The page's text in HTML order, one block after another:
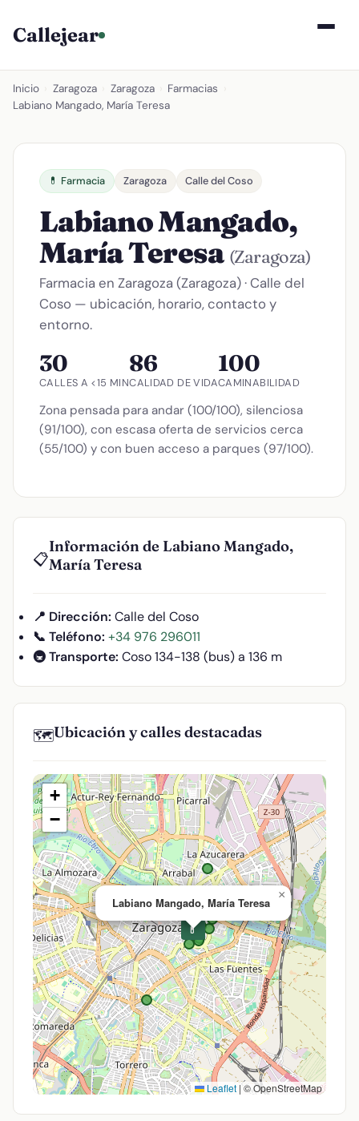
Callejear
Inicio Zaragoza Zaragoza Farmacias
Labiano Mangado, María Teresa
💊 Farmacia Zaragoza Calle del Coso
Labiano Mangado,
María Teresa (Zaragoza)
Farmacia en Zaragoza (Zaragoza) · Calle del
Coso — ubicación, horario, contacto y
entorno.
30
CALLES A <15 MIN
86
CALIDAD DE VIDA
100
CAMINABILIDAD
Zona pensada para andar (100/100), silenciosa
(91/100), con escasa oferta de servicios cerca
(55/100) y con buen acceso a parques (97/100).
📋
Información de Labiano Mangado,
María Teresa
📍 Dirección: Calle del Coso
📞 Teléfono: +34 976 296011
🚇 Transporte: Coso 134-138 (bus) a 136 m
🗺️Ubicación y calles destacadas
💊
Labiano Mangado, María Teresa
×
+
−
Leaflet |© OpenStreetMap